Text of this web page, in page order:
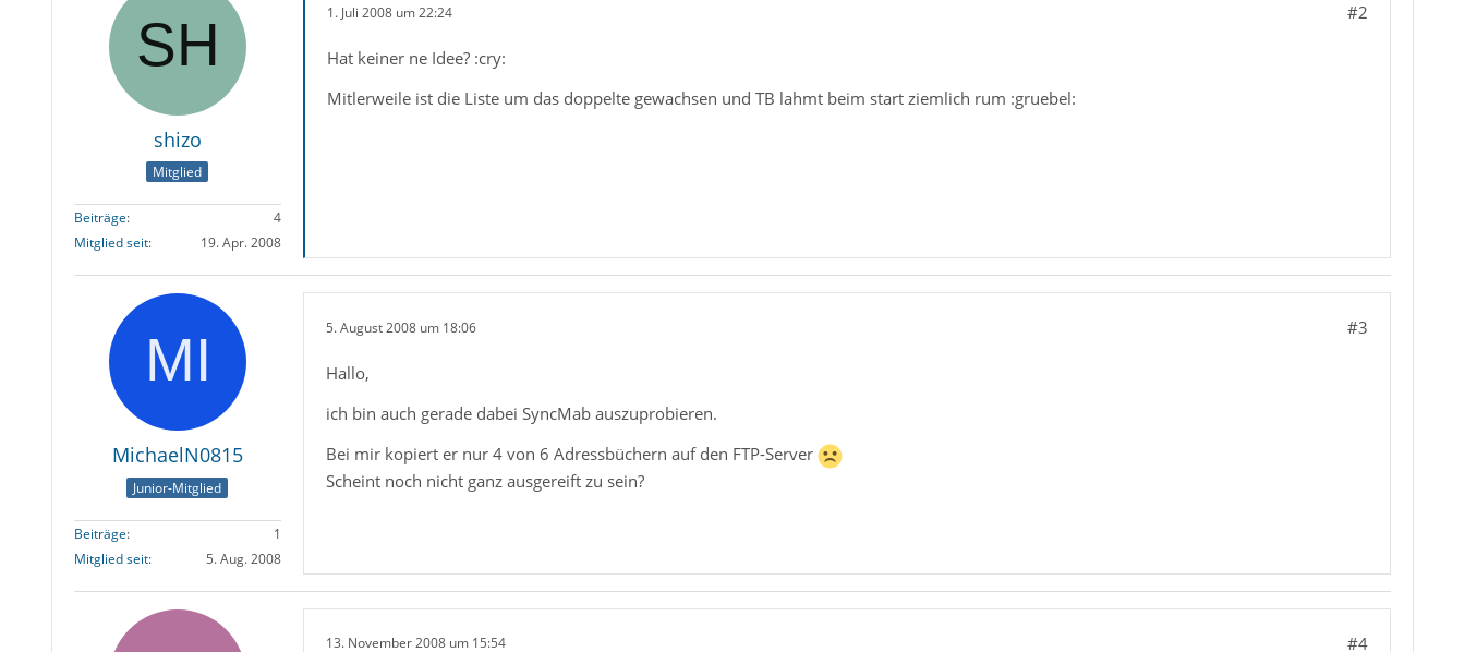
shizo
Mitglied
Beiträge
4
Mitglied seit
19. Apr. 2008
1. Juli 2008 um 22:24 #2
Hat keiner ne Idee? :cry:
Mitlerweile ist die Liste um das doppelte gewachsen und TB lahmt beim start ziemlich rum :gruebel:
MichaelN0815
Junior-Mitglied
Beiträge
1
Mitglied seit
5. Aug. 2008
5. August 2008 um 18:06 #3
Hallo,
ich bin auch gerade dabei SyncMab auszuprobieren.
Bei mir kopiert er nur 4 von 6 Adressbüchern auf den FTP-Server
Scheint noch nicht ganz ausgereift zu sein?
13. November 2008 um 15:54 #4